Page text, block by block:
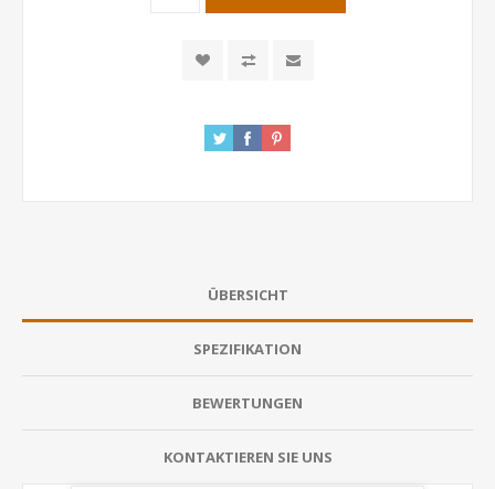
ÜBERSICHT
SPEZIFIKATION
BEWERTUNGEN
KONTAKTIEREN SIE UNS